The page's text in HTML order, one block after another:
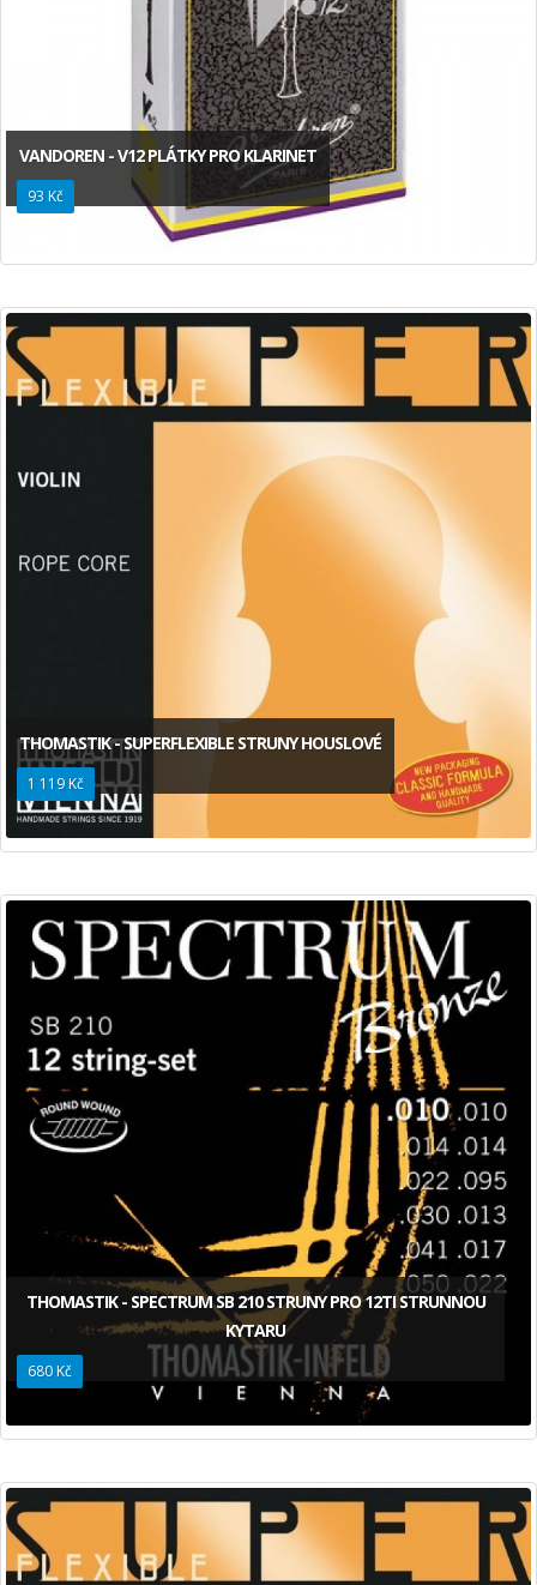
VANDOREN - V12 PLÁTKY PRO KLARINET
93 Kč
THOMASTIK - SUPERFLEXIBLE STRUNY HOUSLOVÉ
1 119 Kč
THOMASTIK - SPECTRUM SB 210 STRUNY PRO 12TI STRUNNOU
KYTARU
680 Kč